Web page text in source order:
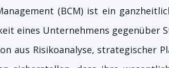
(BCM) ist ein
eines Unternehmens gegenüber
aus Risikoanalyse, strategischer